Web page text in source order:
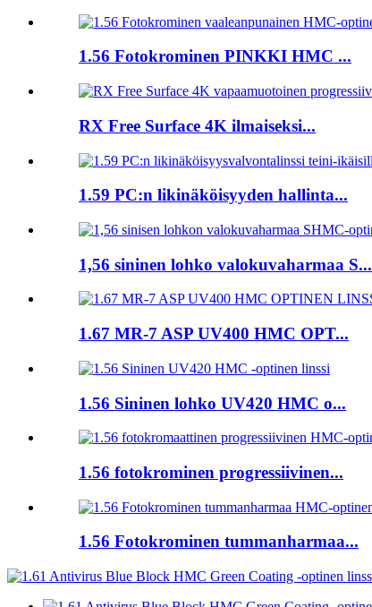
1.56 Fotokrominen PINKKI HMC ...
RX Free Surface 4K ilmaiseksi...
1.59 PC:n likinäköisyyden hallinta...
1,56 sininen lohko valokuvaharmaa S...
1.67 MR-7 ASP UV400 HMC OPT...
1.56 Sininen lohko UV420 HMC o...
1.56 fotokrominen progressiivinen...
1.56 Fotokrominen tummanharmaa...